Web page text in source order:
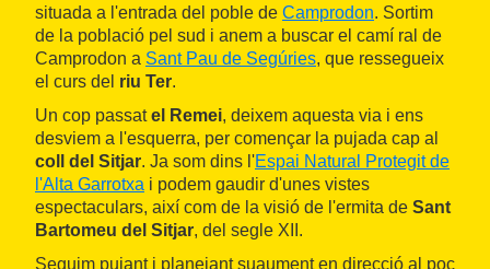
situada a l'entrada del poble de Camprodon. Sortim
de la població pel sud i anem a buscar el camí ral de
Camprodon a Sant Pau de Segúries, que ressegueix
el curs del riu Ter.
Un cop passatel Remei, deixem aquesta via i ens
desviem a l'esquerra, per començar la pujada cap al
coll del Sitjar. Ja som dins l'Espai Natural Protegit de
l'Alta Garrotxa i podem gaudir d'unes vistes
espectaculars, així com de la visió de l'ermita de Sant
Bartomeu del Sitjar, del segle XII.
Seguim pujant i planejant suaument en direcció al poc